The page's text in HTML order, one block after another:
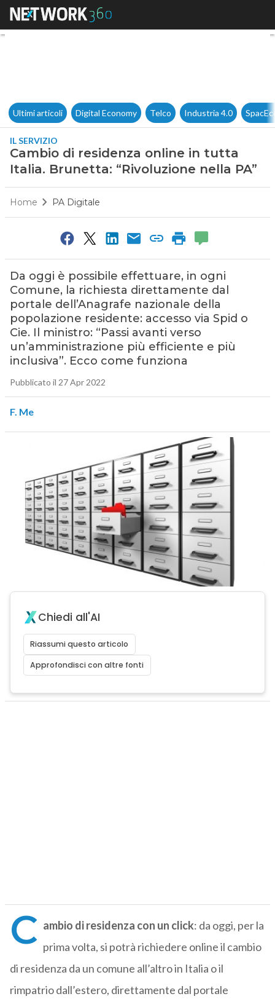
Cambio di residenza online
Ultimi articoli Digital Economy Telco Industria 4.0
IL SERVIZIO
Cambio di residenza online in tutta
Italia. Brunetta: “Rivoluzione nella PA”
Home PA Digitale
Da oggi è possibile effettuare, in ogni
Comune, la richiesta direttamente dal
portale dell’Anagrafe nazionale della
popolazione residente: accesso via Spid o
Cie. Il ministro: “Passi avanti verso
un’amministrazione più efficiente e più
inclusiva”. Ecco come funziona
Pubblicato il 27 Apr 2022
F. Me
Chiedi all'AI
Riassumi questo articolo
Approfondisci con altre fonti
C ambio di residenza con un click: da oggi, per la
prima volta, si potrà richiedere online il cambio
di residenza da un comune all’altro in Italia o il
rimpatrio dall’estero, direttamente dal portale